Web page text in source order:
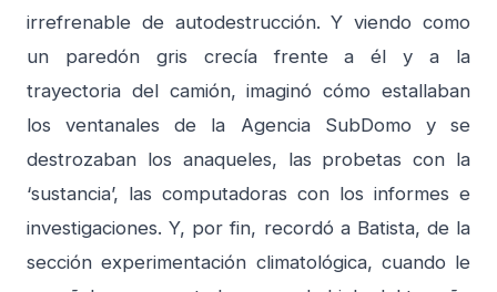
irrefrenable de autodestrucción. Y viendo como
un paredón gris crecía frente a él y a la
trayectoria del camión, imaginó cómo estallaban
los ventanales de la Agencia SubDomo y se
destrozaban los anaqueles, las probetas con la
‘sustancia’, las computadoras con los informes e
investigaciones. Y, por fin, recordó a Batista, de la
sección experimentación climatológica, cuando le